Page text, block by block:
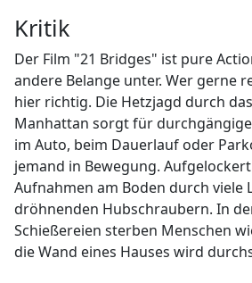
Kritik
Der Film "21 Bridges" ist pure
andere Belange unter. Wer gerne
hier richtig. Die Hetzjagd durch
Manhattan sorgt für
im Auto, beim Dauerlauf oder
jemand in Bewegung.
Aufnahmen am Boden durch
dröhnenden Hubschraubern. In
Schießereien sterben Menschen
die Wand eines Hauses wird